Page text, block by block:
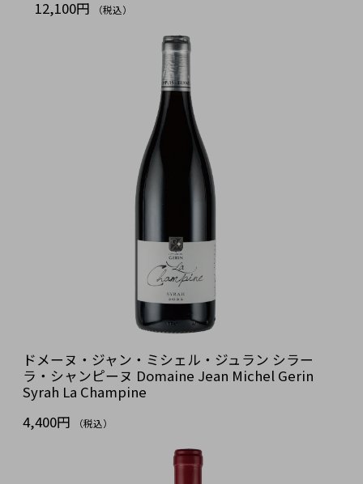
12,100円
（税込）
ドメーヌ・ジャン・ミシェル・ジュラン シラー
ラ・シャンピーヌ Domaine Jean Michel Gerin
Syrah La Champine
4,400円
（税込）